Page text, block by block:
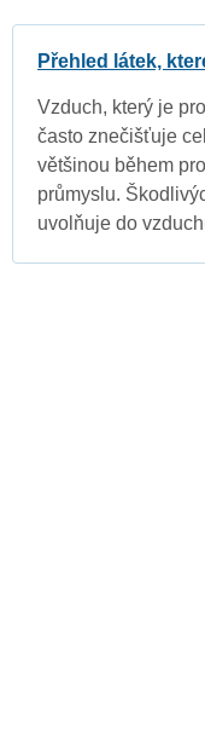
Přehled látek,
Vzduch, který je
často znečišťuje
většinou během
průmyslu.
uvolňuje do